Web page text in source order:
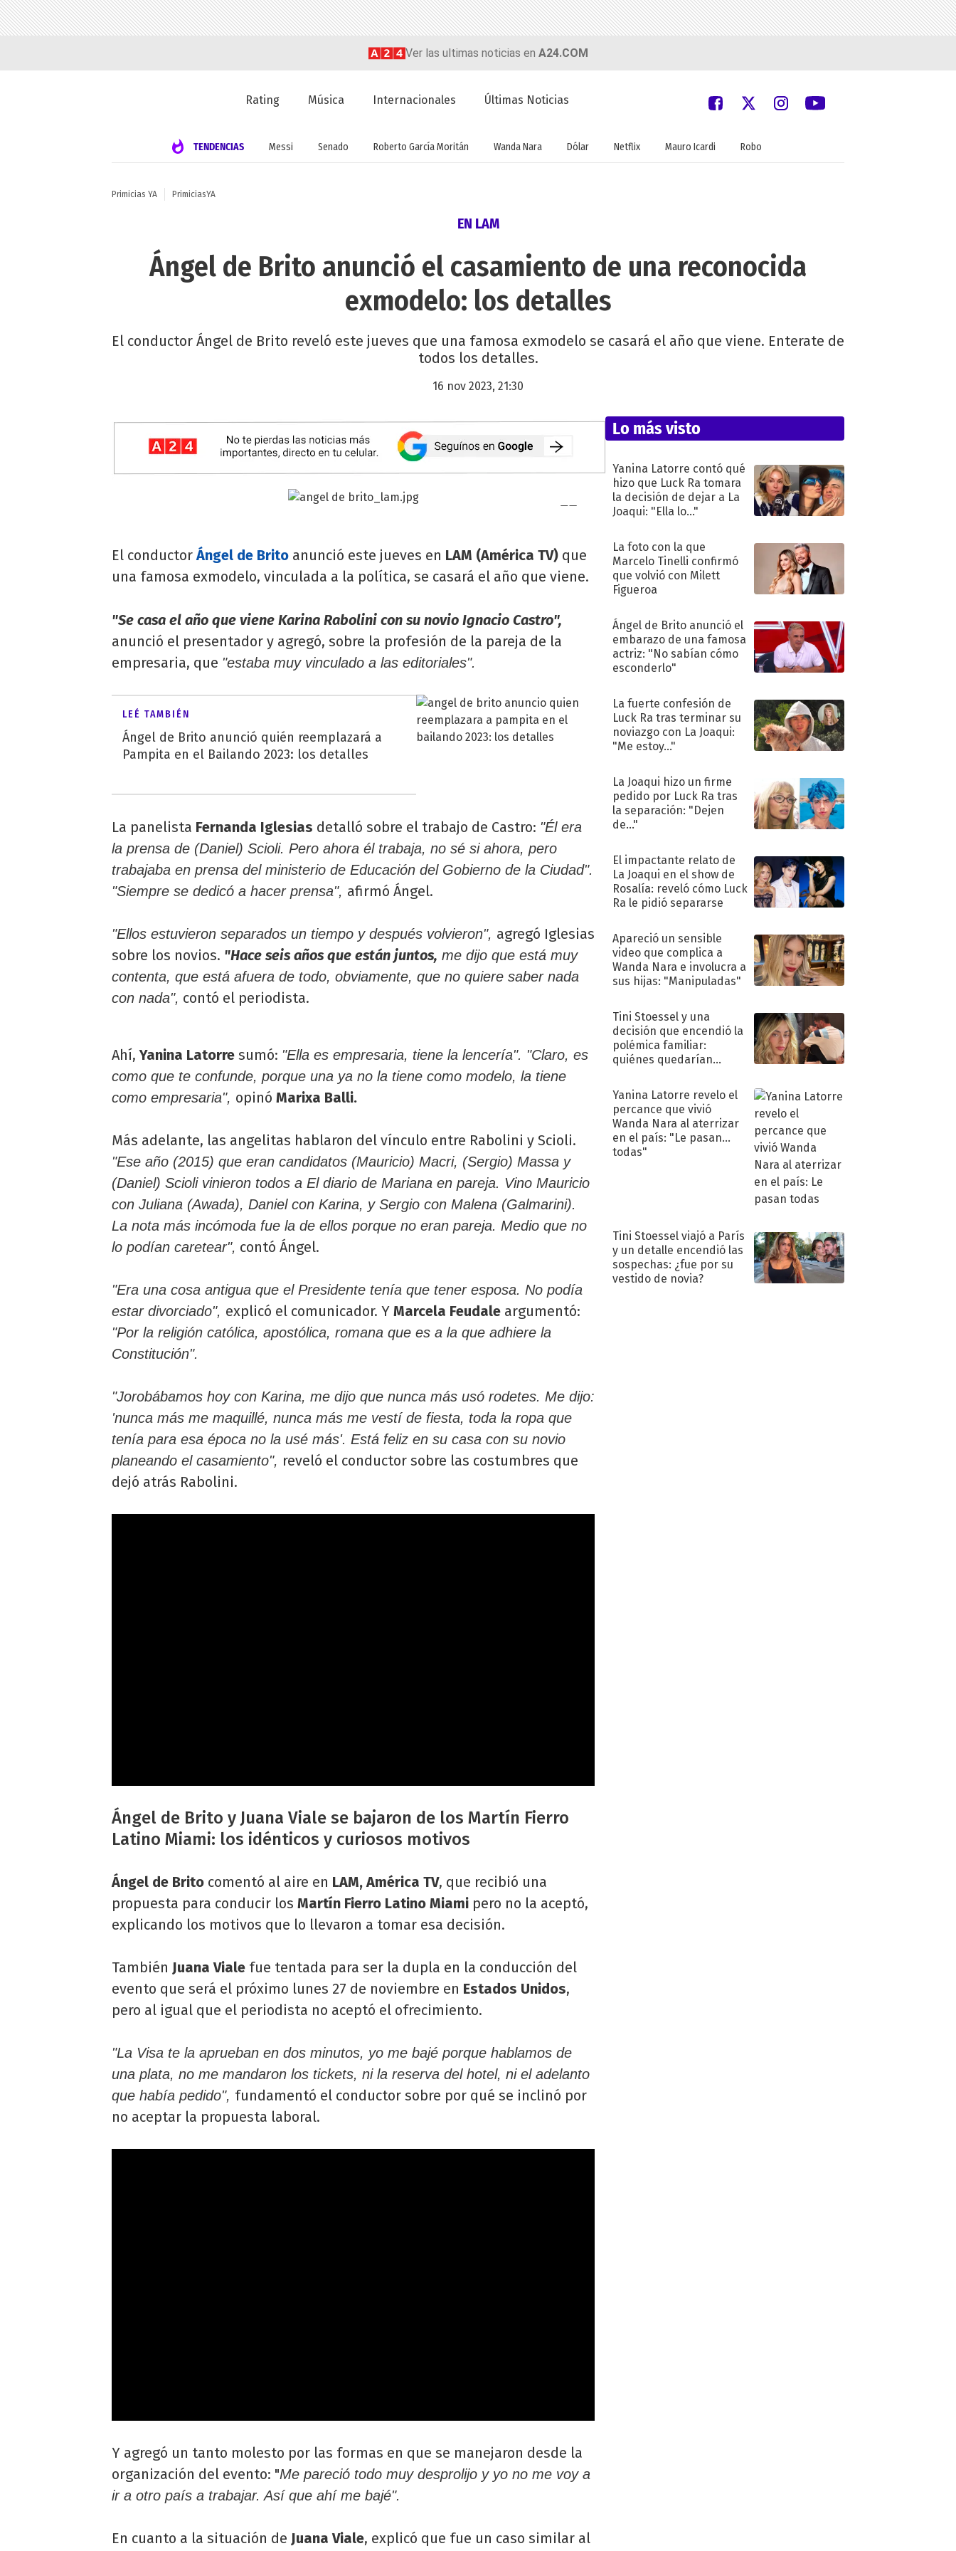
Ver las ultimas noticias en A24.COM
Rating Música Internacionales Últimas Noticias
TENDENCIAS Messi Senado Roberto García Moritán Wanda Nara Dólar Netflix Mauro Icardi Robo
Primicias YA PrimiciasYA
EN LAM
Ángel de Brito anunció el casamiento de una reconocida
exmodelo: los detalles
El conductor Ángel de Brito reveló este jueves que una famosa exmodelo se casará el año que viene. Enterate de
todos los detalles.
16 nov 2023, 21:30
El conductor Ángel de Brito anunció este jueves en LAM (América TV) que
una famosa exmodelo, vinculada a la política, se casará el año que viene.
"Se casa el año que viene Karina Rabolini con su novio Ignacio Castro",
anunció el presentador y agregó, sobre la profesión de la pareja de la
empresaria, que "estaba muy vinculado a las editoriales".
LEÉ TAMBIÉN
Ángel de Brito anunció quién reemplazará a
Pampita en el Bailando 2023: los detalles
La panelista Fernanda Iglesias detalló sobre el trabajo de Castro: "Él era
la prensa de (Daniel) Scioli. Pero ahora él trabaja, no sé si ahora, pero
trabajaba en prensa del ministerio de Educación del Gobierno de la Ciudad".
"Siempre se dedicó a hacer prensa", afirmó Ángel.
"Ellos estuvieron separados un tiempo y después volvieron", agregó Iglesias
sobre los novios. "Hace seis años que están juntos, me dijo que está muy
contenta, que está afuera de todo, obviamente, que no quiere saber nada
con nada", contó el periodista.
Ahí, Yanina Latorre sumó: "Ella es empresaria, tiene la lencería". "Claro, es
como que te confunde, porque una ya no la tiene como modelo, la tiene
como empresaria", opinó Marixa Balli.
Más adelante, las angelitas hablaron del vínculo entre Rabolini y Scioli.
"Ese año (2015) que eran candidatos (Mauricio) Macri, (Sergio) Massa y
(Daniel) Scioli vinieron todos a El diario de Mariana en pareja. Vino Mauricio
con Juliana (Awada), Daniel con Karina, y Sergio con Malena (Galmarini).
La nota más incómoda fue la de ellos porque no eran pareja. Medio que no
lo podían caretear", contó Ángel.
"Era una cosa antigua que el Presidente tenía que tener esposa. No podía
estar divorciado", explicó el comunicador. Y Marcela Feudale argumentó:
"Por la religión católica, apostólica, romana que es a la que adhiere la
Constitución".
"Jorobábamos hoy con Karina, me dijo que nunca más usó rodetes. Me dijo:
'nunca más me maquillé, nunca más me vestí de fiesta, toda la ropa que
tenía para esa época no la usé más'. Está feliz en su casa con su novio
planeando el casamiento", reveló el conductor sobre las costumbres que
dejó atrás Rabolini.
Ángel de Brito y Juana Viale se bajaron de los Martín Fierro
Latino Miami: los idénticos y curiosos motivos
Ángel de Brito comentó al aire en LAM, América TV, que recibió una
propuesta para conducir los Martín Fierro Latino Miami pero no la aceptó,
explicando los motivos que lo llevaron a tomar esa decisión.
También Juana Viale fue tentada para ser la dupla en la conducción del
evento que será el próximo lunes 27 de noviembre en Estados Unidos,
pero al igual que el periodista no aceptó el ofrecimiento.
"La Visa te la aprueban en dos minutos, yo me bajé porque hablamos de
una plata, no me mandaron los tickets, ni la reserva del hotel, ni el adelanto
que había pedido", fundamentó el conductor sobre por qué se inclinó por
no aceptar la propuesta laboral.
Y agregó un tanto molesto por las formas en que se manejaron desde la
organización del evento: "Me pareció todo muy desprolijo y yo no me voy a
ir a otro país a trabajar. Así que ahí me bajé".
En cuanto a la situación de Juana Viale, explicó que fue un caso similar al
Lo más visto
Yanina Latorre contó qué
hizo que Luck Ra tomara
la decisión de dejar a La
Joaqui: "Ella lo..."
La foto con la que
Marcelo Tinelli confirmó
que volvió con Milett
Figueroa
Ángel de Brito anunció el
embarazo de una famosa
actriz: "No sabían cómo
esconderlo"
La fuerte confesión de
Luck Ra tras terminar su
noviazgo con La Joaqui:
"Me estoy..."
La Joaqui hizo un firme
pedido por Luck Ra tras
la separación: "Dejen
de..."
El impactante relato de
La Joaqui en el show de
Rosalía: reveló cómo Luck
Ra le pidió separarse
Apareció un sensible
video que complica a
Wanda Nara e involucra a
sus hijas: "Manipuladas"
Tini Stoessel y una
decisión que encendió la
polémica familiar:
quiénes quedarían
Yanina Latorre revelo el
percance que vivió
Wanda Nara al aterrizar
en el país: "Le pasan
todas"
Tini Stoessel viajó a París
y un detalle encendió las
sospechas: ¿fue por su
vestido de novia?